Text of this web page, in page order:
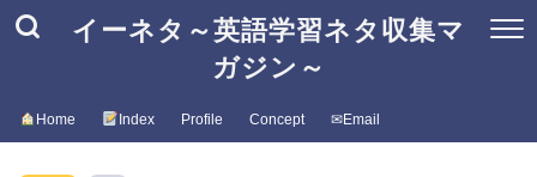
イーネタ～英語学習ネタ収集マ
ガジン～
Home Index Profile Concept ✉Email